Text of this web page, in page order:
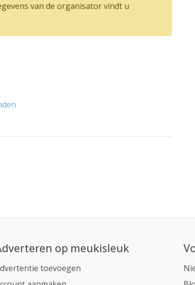
van de organisator vindt u
op meukisleuk
toevoegen